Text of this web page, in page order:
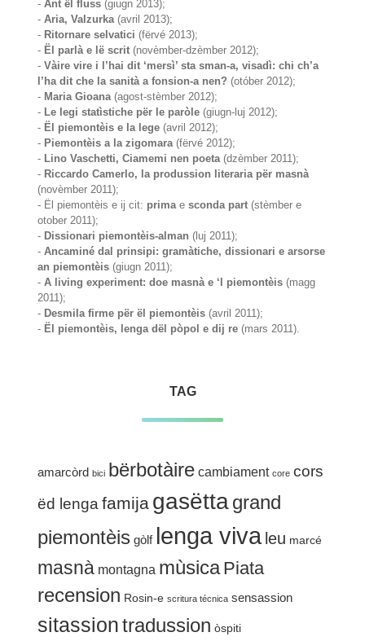
-Ant ël fluss (giugn 2013);
-Aria, Valzurka(avril 2013);
- Ritornare selvatici (fërvé 2013);
- Ël parlà e lë scrit (novèmber-dzèmber 2012);
-Vàire vire i l’hai dit ‘mersì’ sta sman-a, visadì: chi ch’a
l’ha dit che la sanità a fonsion-a nen? (otóber 2012);
- Maria Gioana(agost-stèmber 2012);
- Le legi statìstiche për le paròle (giugn-luj 2012);
- Ël piemontèis e la lege (avril 2012);
- Piemontèis a la zigomara(fërvé 2012);
- Lino Vaschetti, Ciamemi nen poeta(dzèmber 2011);
- Riccardo Camerlo, la produssion literaria për masnà
(novèmber 2011);
- Ël piemontèis e ij cit: primaesconda part (stèmber e
otober 2011);
- Dissionari piemontèis-alman (luj 2011);
-Ancaminé dal prinsipi: gramàtiche, dissionari e arsorse
an piemontèis (giugn 2011);
-A living experiment: doe masnà e ‘l piemontèis (magg
2011);
- Desmila firme për ël piemontèis (avril 2011);
- Ël piemontèis, lenga dël pòpol e dij re (mars 2011).
TAG
amarcòrd bici bërbotàire cambiament core cors
ëd lenga famija gasëttagrand
piemontèis gòlf lenga viva leu marcé
masnà montagna mùsicaPiata
recension Rosin-e scritura técnica sensassion
sitassion tradussion òspiti